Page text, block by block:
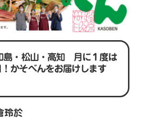
島・松山・高知 月に１度は
かそべんをお届けします
玲於